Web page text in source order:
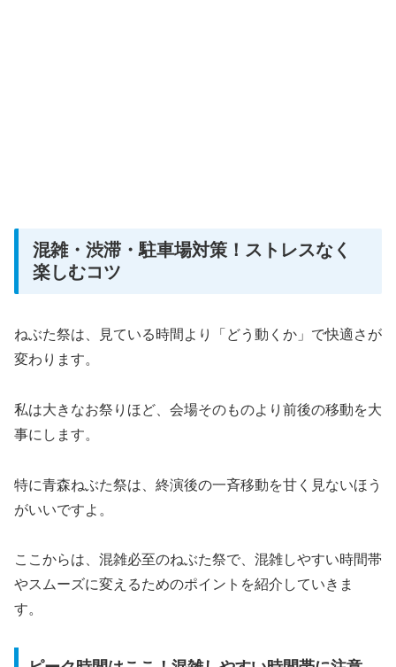
混雑・渋滞・駐車場対策！ストレスなく
楽しむコツ
ねぶた祭は、見ている時間より「どう動くか」で快適さが
変わります。
私は大きなお祭りほど、会場そのものより前後の移動を大
事にします。
特に青森ねぶた祭は、終演後の一斉移動を甘く見ないほう
がいいですよ。
ここからは、混雑必至のねぶた祭で、混雑しやすい時間帯
やスムーズに変えるためのポイントを紹介していきま
す。